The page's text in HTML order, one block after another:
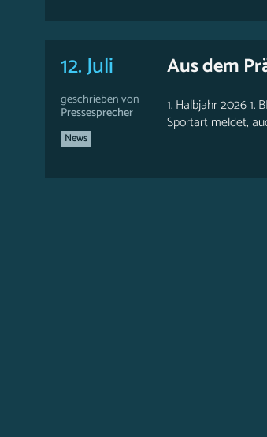
12. Juli
geschrieben von
Pressesprecher
News
Aus dem
1. Halbjahr 2026
Sportart meldet,